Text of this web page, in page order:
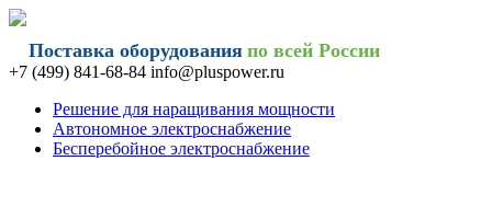
Поставка оборудования по всей России
+7 (499) 841-68-84 info@pluspower.ru
Решение для наращивания мощности
Автономное электроснабжение
Бесперебойное электроснабжение